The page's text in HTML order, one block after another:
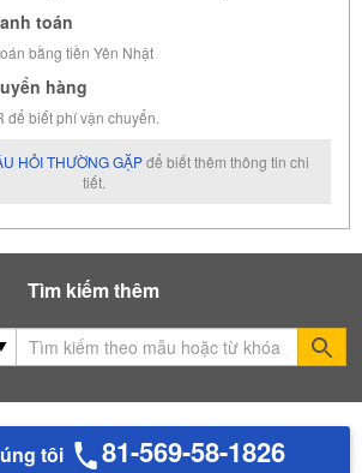
toán
bằng tiền Yên Nhật
hàng
để biết phí vận chuyển.
HỎI THƯỜNG GẶPđể biết thêm thông tin chi
tiết.
Tìm kiếm thêm
tôi 81-569-58-1826